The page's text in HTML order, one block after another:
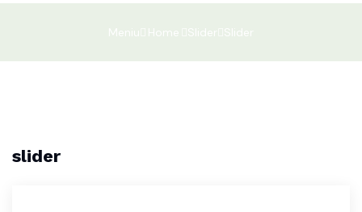
Meniu Home Slider Slider
slider